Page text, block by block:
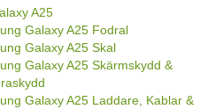
A25
Galaxy A25 Fodral
Galaxy A25 Skal
Galaxy A25 Skärmskydd &
Galaxy A25 Laddare, Kablar &